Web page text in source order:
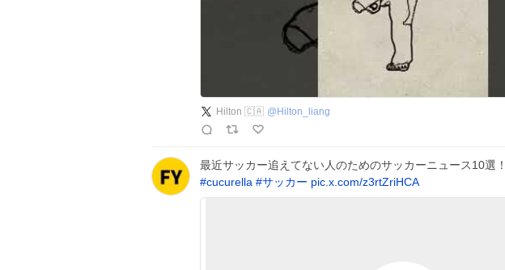
Hilton 🇨🇦 @ Hilton_liang
最近サッカー追えてない人のためのサッカーニュース10選！
#cucurella #サッカー pic.x.com/z3rtZriHCA